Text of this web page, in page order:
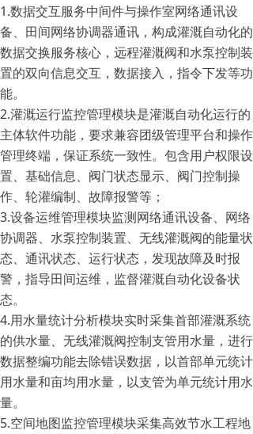
1.数据交互服务中间件与操作室网络通讯设
备、田间网络协调器通讯，构成灌溉自动化的
数据交换服务核心，远程灌溉阀和水泵控制装
置的双向信息交互，数据接入，指令下发等功
能。
2.灌溉运行监控管理模块是灌溉自动化运行的
主体软件功能，要求兼容团级管理平台和操作
管理终端，保证系统一致性。包含用户权限设
置、基础信息、阀门状态显示、阀门控制操
作、轮灌编制、故障报警等；
3.设备运维管理模块监测网络通讯设备、网络
协调器、水泵控制装置、无线灌溉阀的能量状
态、通讯状态、运行状态，发现故障及时报
警，指导田间运维，监督灌溉自动化设备状
态。
4.用水量统计分析模块实时采集首部灌溉系统
的供水量、无线灌溉阀控制支管用水量，进行
数据整编功能去除错误数据，以首部单元统计
用水量和亩均用水量，以支管为单元统计用水
量。
5.空间地图监控管理模块采集高效节水工程地